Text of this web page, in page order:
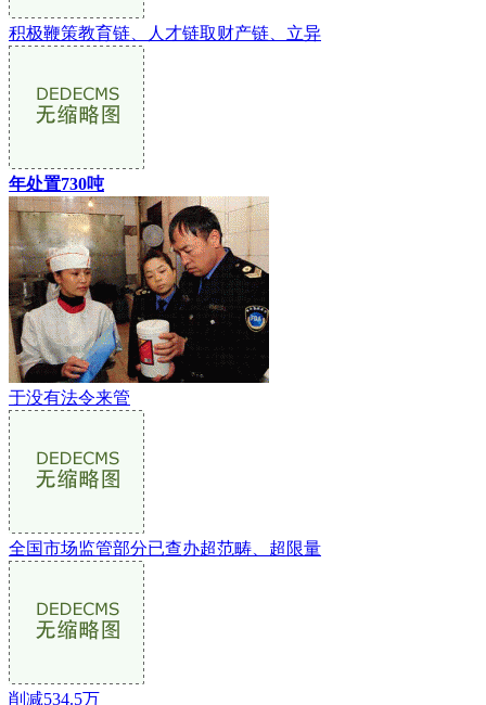
积极鞭策教育链、人才链取财产链、立异
年处置730吨
于没有法令来管
全国市场监管部分已查办超范畴、超限量
削减534.5万